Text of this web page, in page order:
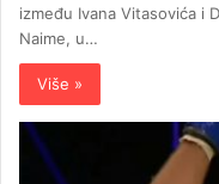
između Ivana Vitasovića i
Naime, u…
Više »